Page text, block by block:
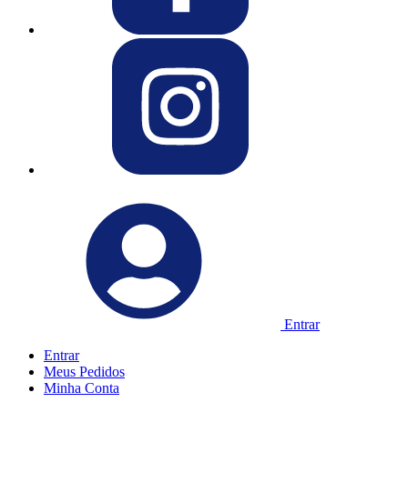
Entrar
Entrar
Meus Pedidos
Minha Conta